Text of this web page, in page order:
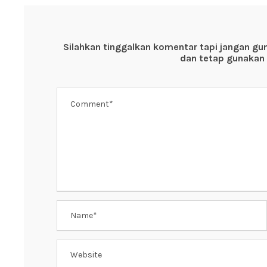
Silahkan tinggalkan komentar tapi jangan
dan tetap